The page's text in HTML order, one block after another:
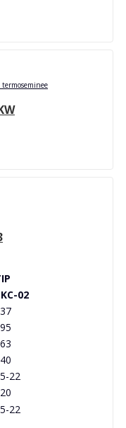
termoseminee
02
22
22